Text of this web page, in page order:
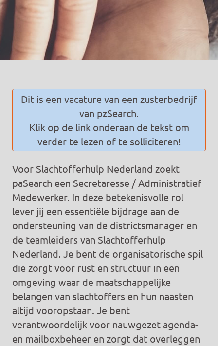
Dit is een vacature van een zusterbedrijf
van pzSearch.
Klik op de link onderaan de tekst om
verder te lezen of te solliciteren!
Voor Slachtofferhulp Nederland zoekt
paSearch een Secretaresse / Administratief
Medewerker. In deze betekenisvolle rol
lever jij een essentiële bijdrage aan de
ondersteuning van de districtsmanager en
de teamleiders van Slachtofferhulp
Nederland. Je bent de organisatorische spil
die zorgt voor rust en structuur in een
omgeving waar de maatschappelijke
belangen van slachtoffers en hun naasten
altijd vooropstaan. Je bent
verantwoordelijk voor nauwgezet agenda-
en mailboxbeheer en zorgt dat overleggen